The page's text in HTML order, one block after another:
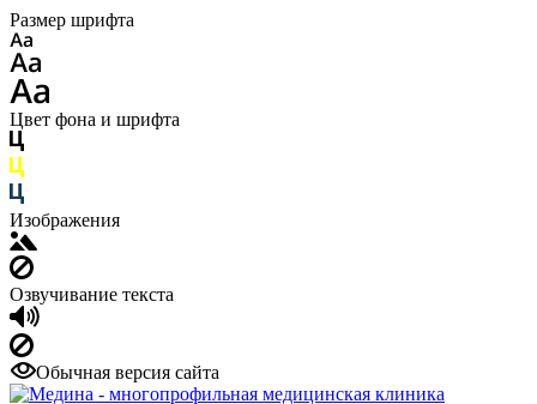
Размер шрифта
Цвет фона и шрифта
Изображения
Озвучивание текста
Обычная версия сайта